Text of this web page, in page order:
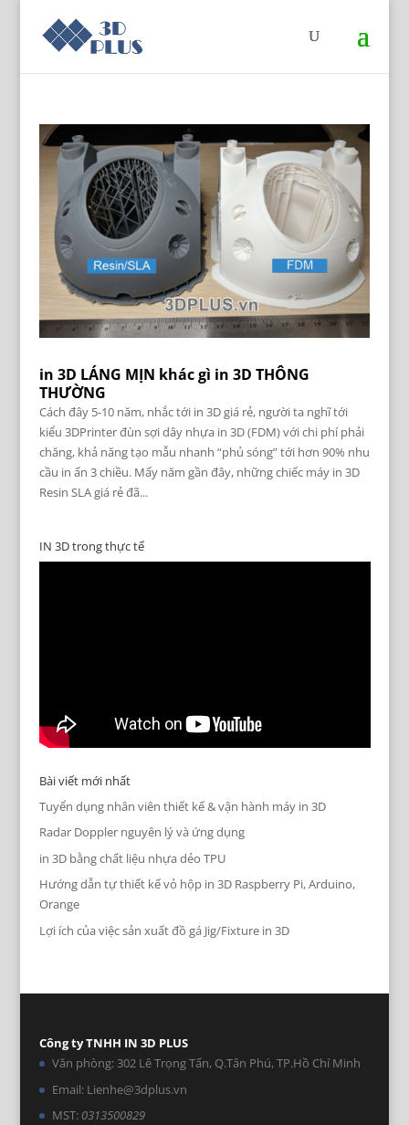
in 3D LÁNG MỊN khác gì in 3D THÔNG
THƯỜNG
Cách đây 5-10 năm, nhắc tới in 3D giá rẻ, người ta nghĩ tới
kiểu 3DPrinter đùn sợi dây nhựa in 3D (FDM) với chi phí phải
chăng, khả năng tạo mẫu nhanh “phủ sóng” tới hơn 90% nhu
cầu in ấn 3 chiều. Mấy năm gần đây, những chiếc máy in 3D
Resin SLA giá rẻ đã...
IN 3D trong thực tế
Bài viết mới nhất
Tuyển dụng nhân viên thiết kế & vận hành máy in 3D
Radar Doppler nguyên lý và ứng dụng
in 3D bằng chất liệu nhựa dẻo TPU
Hướng dẫn tự thiết kế vỏ hộp in 3D Raspberry Pi, Arduino,
Orange
Lợi ích của việc sản xuất đồ gá Jig/Fixture in 3D
Công ty TNHH IN 3D PLUS
Văn phòng: 302 Lê Trọng Tấn, Q.Tân Phú, TP.Hồ Chí Minh
Email: Lienhe@3dplus.vn
MST: 0313500829